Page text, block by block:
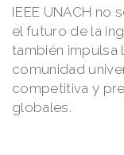
IEEE UNACH
el futuro de la
también impulsa
comunidad
competitiva y
globales.